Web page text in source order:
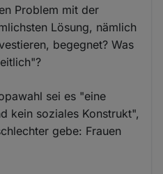
Problem mit der
Lösung, nämlich
begegnet? Was
sei es "eine
kein soziales Konstrukt",
gebe: Frauen